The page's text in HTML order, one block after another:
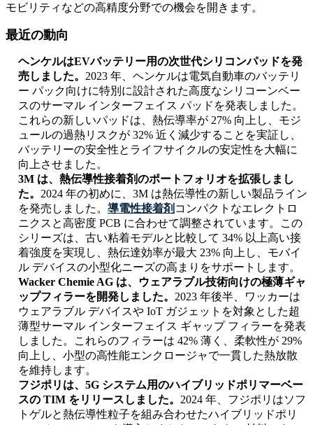
モビリティなどの高精度分野での機会を開きます。
最近の動向
ヘンケルはEVバッテリー用の次世代シリコンパッドを発
売しました。 2023 年、ヘンケルは電気自動車のバッテリ
ー パック向けに特別に設計された高度なシリコーンベー
スのサーマル インターフェイス パッドを発表しました。
これらの新しいパッドは、熱伝導率が 27% 向上し、モジ
ュールの過熱リスクが 32% 近く減少することを実証し、
バッテリーの安全性とライフサイクルの安定性を大幅に
向上させました。
3M は、熱伝導性接着剤のポートフォリオを拡張しまし
た。 2024 年の初めに、3M は熱伝導性の新しい製品ライン
を発売しました。 導電性接着剤 コンパクトなエレクトロ
ニクスと高密度 PCB に合わせて調整されています。この
シリーズは、古い粘着モデルと比較して 34% 以上高い接
着強度を実現し、熱伝達効率が最大 23% 向上し、モバイ
ル デバイスの小型化ニーズの高まりをサポートします。
Wacker Chemie AG は、ウェアラブル技術向けの極薄ギャ
ップフィラーを開発しました。 2023 年後半、ワッカーは
ウェアラブル デバイスや IoT ガジェットを対象とした超
薄型サーマル インターフェイス ギャップ フィラーを発表
しました。これらのフィラーは 42% 薄く、柔軟性が 29%
向上し、小型の高性能エンクロージャで一貫した熱放散
を維持します。
フジポリは、5G システム用のハイブリッドポリマーベー
スの TIM をリリースしました。 2024 年、フジポリはソフ
トゲルと熱伝導性粒子を組み合わせたハイブリッドポリ